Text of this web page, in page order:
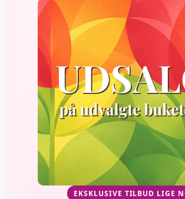
EKSKLUSIVE TILBUD LIGE